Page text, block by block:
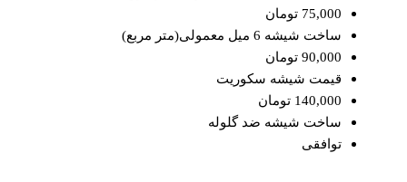
75,000 تومان
ساخت شیشه 6 میل معمولی(متر مربع)
90,000 تومان
قیمت شیشه سکوریت
140,000 تومان
ساخت شیشه ضد گلوله
توافقی